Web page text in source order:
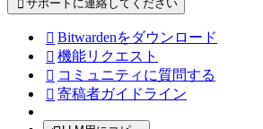
 サポートに連絡してください
 Bitwardenをダウンロード
 機能リクエスト
 コミュニティに質問する
 寄稿者ガイドライン